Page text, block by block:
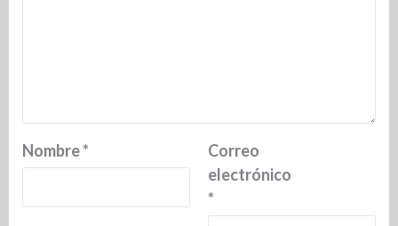
Nombre*
Correo
electrónico
*